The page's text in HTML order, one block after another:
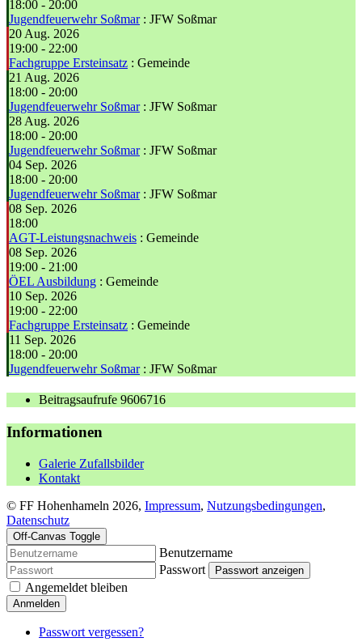
18:00 - 20:00
Jugendfeuerwehr Soßmar: JFW Soßmar
20 Aug. 2026
19:00 - 22:00
Fachgruppe Ersteinsatz : Gemeinde
21 Aug. 2026
18:00 - 20:00
Jugendfeuerwehr Soßmar: JFW Soßmar
28 Aug. 2026
18:00 - 20:00
Jugendfeuerwehr Soßmar: JFW Soßmar
04 Sep. 2026
18:00 - 20:00
Jugendfeuerwehr Soßmar: JFW Soßmar
08 Sep. 2026
18:00
AGT-Leistungsnachweis : Gemeinde
08 Sep. 2026
19:00 - 21:00
ÖEL Ausbildung : Gemeinde
10 Sep. 2026
19:00 - 22:00
Fachgruppe Ersteinsatz : Gemeinde
11 Sep. 2026
18:00 - 20:00
Jugendfeuerwehr Soßmar: JFW Soßmar
Beitragsaufrufe 9606716
Informationen
Galerie Zufallsbilder
Kontakt
© FF Hohenhameln 2026, Impressum, Nutzungsbedingungen,
Datenschutz
Off-Canvas Toggle
Benutzername
Passwort
Passwort anzeigen
Angemeldet bleiben
Anmelden
Passwort vergessen?